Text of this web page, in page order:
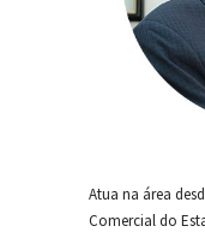
Atua na área
Comercial do